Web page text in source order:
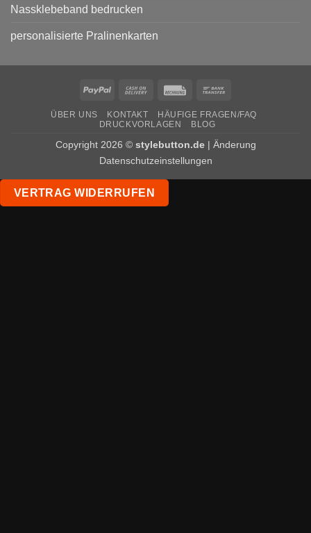
Nassklebeband bedrucken
personalisierte Pralinenkarten
PayPal
Cash
Delivery
Rechung
ÜBER UNS KONTAKT
HÄUFIGE FRAGEN/FAQ
DRUCKVORLAGEN
BLOG
Copyright 2026 © stylebutton.de| Änderung
Datenschutzeinstellungen
VERTRAG WIDERRUFEN